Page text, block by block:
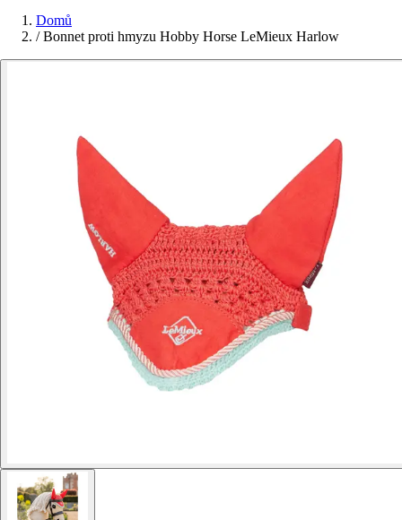
Domů
/ Bonnet proti hmyzu Hobby Horse LeMieux Harlow